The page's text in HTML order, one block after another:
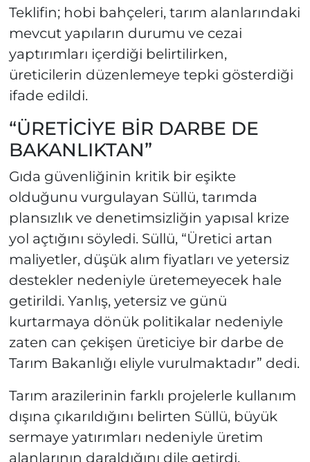
Teklifin; hobi bahçeleri, tarım alanlarındaki
mevcut yapıların durumu ve cezai
yaptırımları içerdiği belirtilirken,
üreticilerin düzenlemeye tepki gösterdiği
ifade edildi.
“ÜRETİCİYE BİR DARBE DE
BAKANLIKTAN”
Gıda güvenliğinin kritik bir eşikte
olduğunu vurgulayan Süllü, tarımda
plansızlık ve denetimsizliğin yapısal krize
yol açtığını söyledi. Süllü, “Üretici artan
maliyetler, düşük alım fiyatları ve yetersiz
destekler nedeniyle üretemeyecek hale
getirildi. Yanlış, yetersiz ve günü
kurtarmaya dönük politikalar nedeniyle
zaten can çekişen üreticiye bir darbe de
Tarım Bakanlığı eliyle vurulmaktadır” dedi.
Tarım arazilerinin farklı projelerle kullanım
dışına çıkarıldığını belirten Süllü, büyük
sermaye yatırımları nedeniyle üretim
alanlarının daraldığını dile getirdi.